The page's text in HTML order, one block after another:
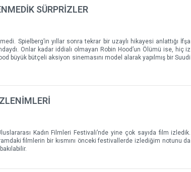
SÜRPRİZLER
Spielberg’in yıllar sonra tekrar bir uzaylı hikayesi anlattığı İfşa
Onlar kadar iddialı olmayan Robin Hood’un Ölümü ise, hiç iz
büyük bütçeli aksiyon sinemasını model alarak yapılmış bir Suudi
Kadın Filmleri Festivali’nde yine çok sayıda film izledik.
filmlerin bir kısmını önceki festivallerde izlediğim notunu da